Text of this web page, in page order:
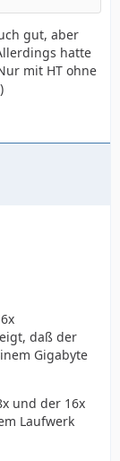
gut, aber
hatte
mit HT ohne
daß der
Gigabyte
und der 16x
Laufwerk